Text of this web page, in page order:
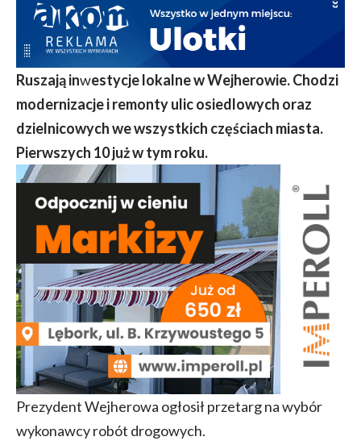
Ruszają inwestycje lokalne w Wejherowie. Chodzi
modernizacje i remonty ulic osiedlowych oraz
dzielnicowych we wszystkich częściach miasta.
Pierwszych 10 już w tym roku.
Prezydent Wejherowa ogłosił przetarg na wybór
wykonawcy robót drogowych.